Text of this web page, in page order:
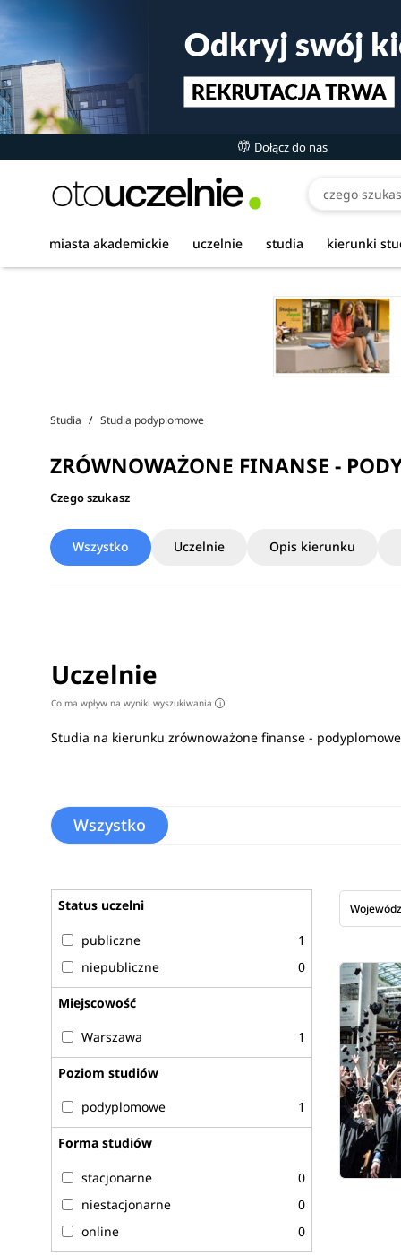
Dołącz do nas
miasta akademickie uczelnie studia kierunki
Studia Studia podyplomowe
ZRÓWNOWAŻONE FINANSE -
Czego szukasz
Wszystko Uczelnie Opis kierunku
Uczelnie
Co ma wpływ na wyniki wyszukiwania i
Studia na kierunku zrównoważone finanse -
Wszystko
Status uczelni
publiczne
1
niepubliczne
0
Miejscowość
Warszawa 1
Poziom studiów
podyplomowe 1
Forma studiów
stacjonarne
0
niestacjonarne
0
online
0